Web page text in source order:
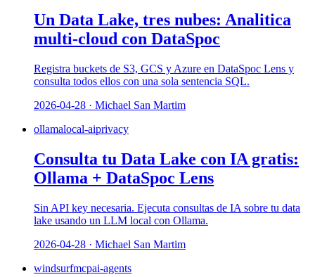
Un Data Lake, tres nubes: Analitica
multi-cloud con DataSpoc
Registra buckets de S3, GCS y Azure en DataSpoc Lens y
consulta todos ellos con una sola sentencia SQL.
2026-04-28 · Michael San Martim
ollamalocal-aiprivacy
Consulta tu Data Lake con IA gratis:
Ollama + DataSpoc Lens
Sin API key necesaria. Ejecuta consultas de IA sobre tu data
lake usando un LLM local con Ollama.
2026-04-28 · Michael San Martim
windsurfmcpai-agents